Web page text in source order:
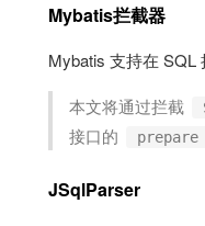
Mybatis拦截器
Mybatis 支持在 SQL
本文将通过拦截
接口的 prepare
JSqlParser